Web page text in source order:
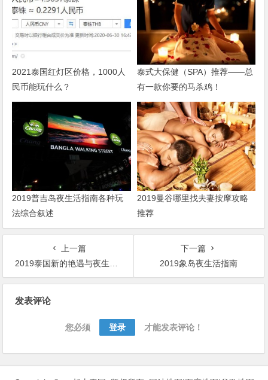
2021泰国红灯区价格，1000人
民币能玩什么？
泰式大保健（SPA）推荐——总
有一款你要的马杀鸡！
2019普吉岛夜生活指南各种玩
法综合叙述
2019曼谷哪里找夫妻按摩攻略
推荐
上一篇
2019泰国新的艳遇与夜生活圣地：乌隆他尼
下一篇
2019象岛夜生活指南
发表评论
您必须 登录 才能发表评论！